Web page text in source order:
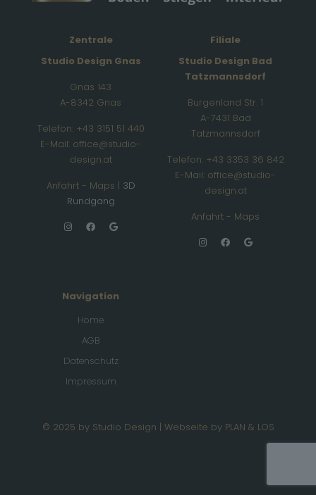
Zentrale
Studio Design Gnas
Gnas 143
A-8342 Gnas
Telefon: +43 3151 51 440
E-Mail: office@studio-
design.at
Anfahrt - Maps | 3D
Rundgang
Filiale
Studio Design Bad
Tatzmannsdorf
Burgenland Str. 1
A-7431 Bad
Tatzmannsdorf
Telefon: +43 3353 36 842
E-Mail: office@studio-
design.at
Anfahrt - Maps
Navigation
Home
AGB
Datenschutz
Impressum
© 2025 by Studio Design | Webseite by PLAN & LOS